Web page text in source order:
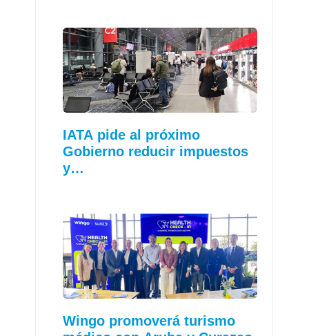
IATA pide al próximo
Gobierno reducir impuestos
y…
Wingo promoverá turismo